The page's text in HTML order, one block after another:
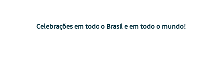
Celebrações em todo o Brasil e em todo o mundo!